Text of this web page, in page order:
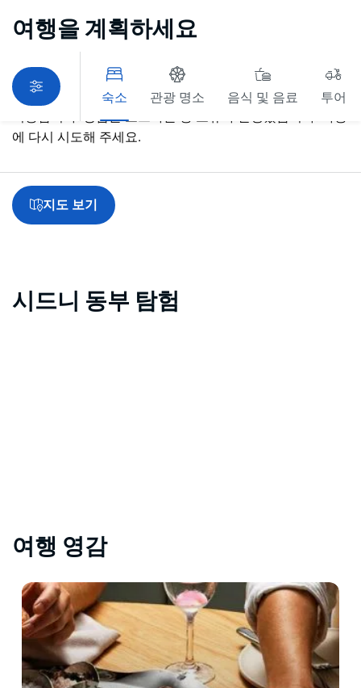
여행을 계획하세요
숙소 관광 명소 음식 및 음료
투어
죄송합니다. 상품을 로드하는 중 오류가 발생했습니다. 나중
에 다시 시도해 주세요.
지도 보기
시드니 동부 탐험
여행 영감